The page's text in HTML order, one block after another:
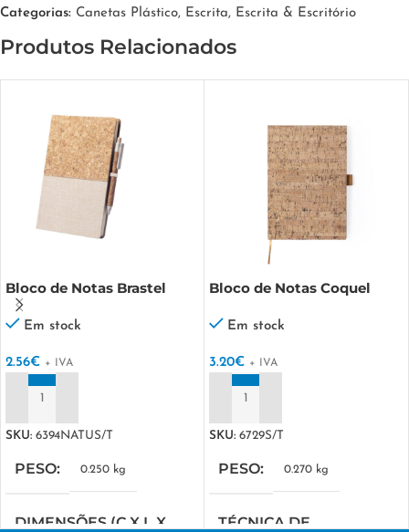
Categorias: Canetas Plástico, Escrita, Escrita & Escritório
Produtos Relacionados
Bloco de Notas Brastel
Em stock
2.56€ + IVA
SKU: 6394NATUS/T
PESO 0.250 kg
DIMENSÕES (C X L X
Bloco de Notas Coquel
Em stock
3.20€ + IVA
SKU: 6729S/T
PESO 0.270 kg
TÉCNICA DE